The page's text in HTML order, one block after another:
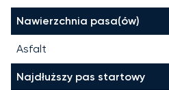
Nawierzchnia pasa(ów)
Asfalt
Najdłuższy pas startowy